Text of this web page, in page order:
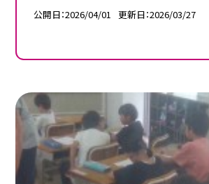
公開日 2026/04/01 更新日 2026/03/27